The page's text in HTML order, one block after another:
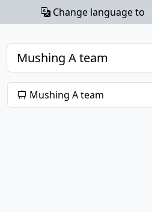
Change language to
Mushing A team